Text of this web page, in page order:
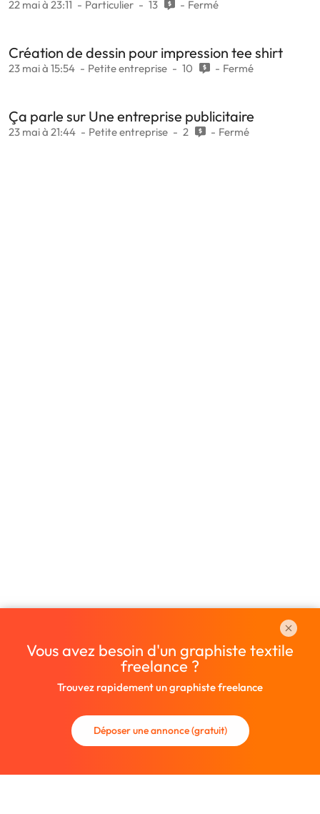
22 mai à 23:11 Particulier 13 Fermé
Création de dessin pour impression tee shirt
23 mai à 15:54 Petite entreprise 10 Fermé
Ça parle sur Une entreprise publicitaire
23 mai à 21:44 Petite entreprise 2 Fermé
Vous avez besoin d'un graphiste textile
freelance ?
Trouvez rapidement un graphiste freelance
Déposer une annonce (gratuit)